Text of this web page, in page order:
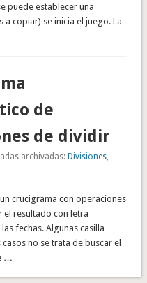
puede establecer una
copiar) se inicia el juego. La
de
de dividir
archivadas:Divisiones
crucigrama con operaciones
el resultado con letra
fechas. Algunas casilla
no se trata de buscar el
…